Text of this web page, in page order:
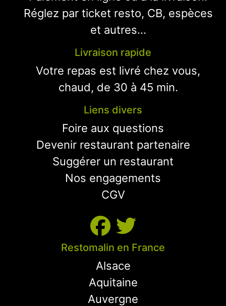
Réglez par ticket resto, CB, espèces
et autres...
Livraison rapide
Votre repas est livré chez vous,
chaud, de 30 à 45 min.
Liens divers
Foire aux questions
Devenir restaurant partenaire
Suggérer un restaurant
Nos engagements
CGV
Restomalin en France
Alsace
Aquitaine
Auvergne